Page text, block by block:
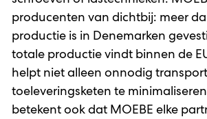
producenten van dichtbij: meer
productie is in Denemarken
totale productie vindt binnen de
helpt niet alleen onnodig
toeleveringsketen te
betekent ook dat MOEBE elke